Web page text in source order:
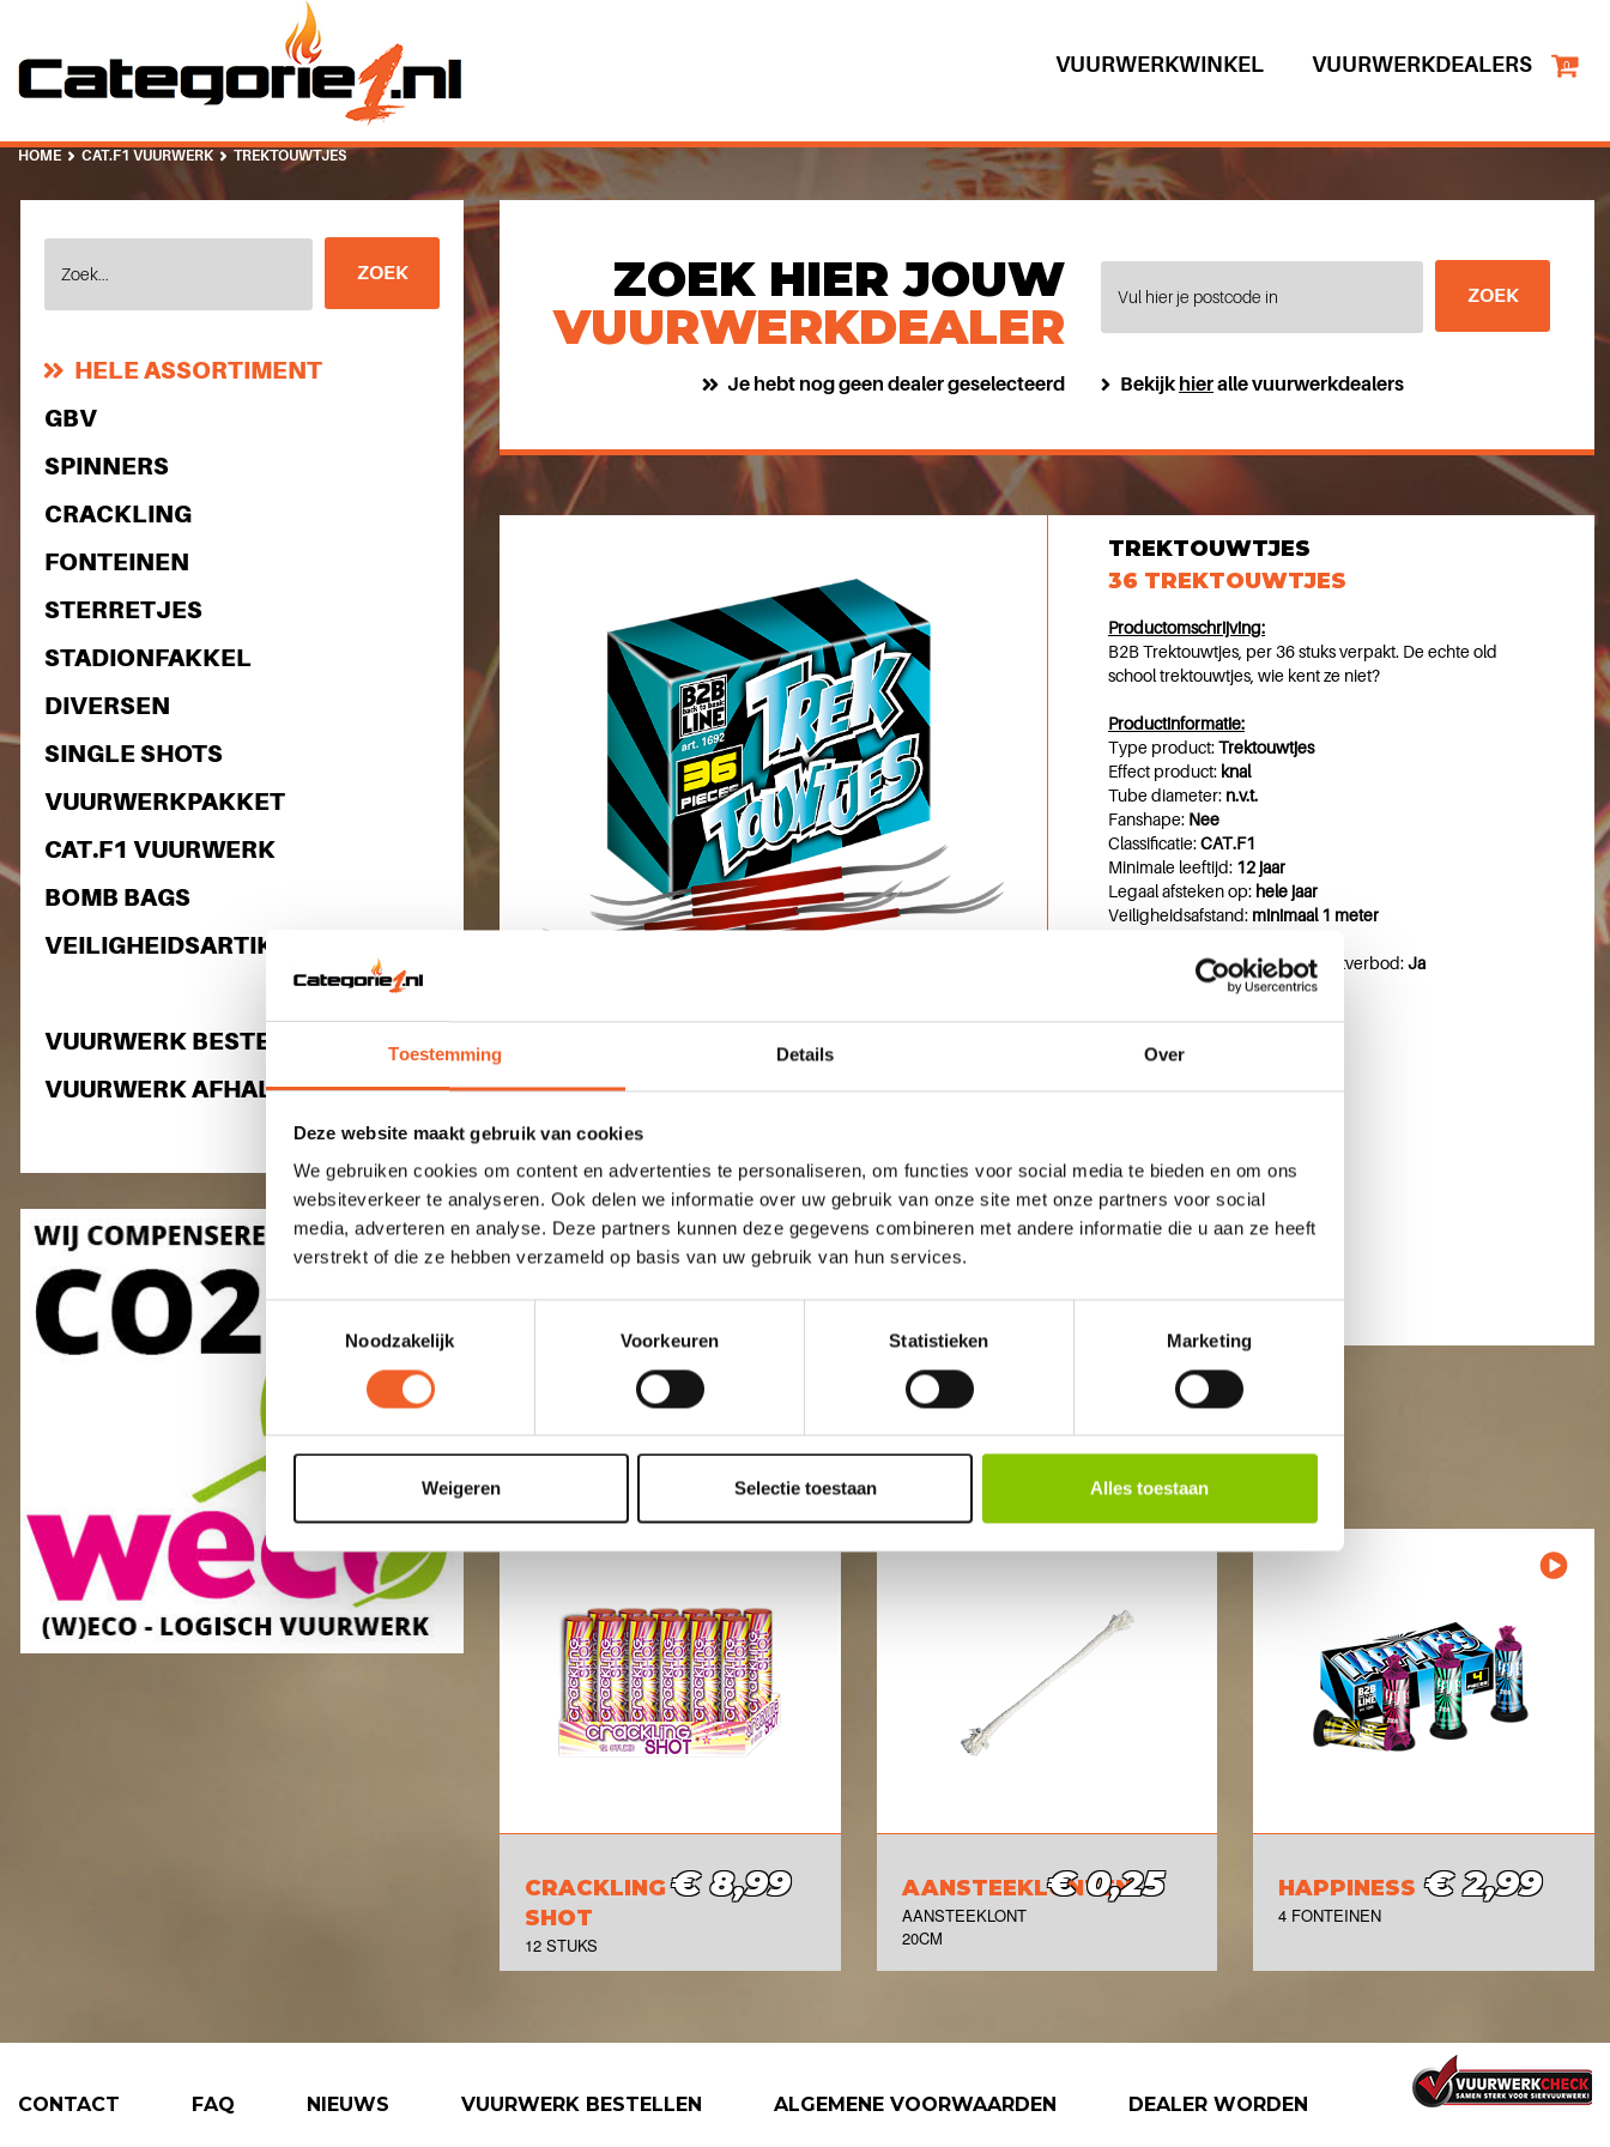
Toestemming Details Over
Deze website maakt gebruik van cookies
We gebruiken cookies om content en advertenties te personaliseren, om functies voor social media te bieden en om ons
websiteverkeer te analyseren. Ook delen we informatie over uw gebruik van onze site met onze partners voor social
media, adverteren en analyse. Deze partners kunnen deze gegevens combineren met andere informatie die u aan ze heeft
verstrekt of die ze hebben verzameld op basis van uw gebruik van hun services.
Noodzakelijk
Voorkeuren Statistieken Marketing
Weigeren Selectie toestaan Alles toestaan
0
VUURWERKWINKEL VUURWERKDEALERS
HOME CAT.F1 VUURWERK TREKTOUWTJES
ZOEK HIER JOUW
VUURWERKDEALER
Je hebt nog geen dealer geselecteerd Bekijk hieralle vuurwerkdealers
HELE ASSORTIMENT
GBV
SPINNERS
CRACKLING
FONTEINEN
STERRETJES
STADIONFAKKEL
DIVERSEN
SINGLE SHOTS
VUURWERKPAKKET
CAT.F1 VUURWERK
BOMB BAGS
VEILIGHEIDSARTIKELEN
VUURWERK BESTELLEN
VUURWERK AFHALEN
TREKTOUWTJES
36 TREKTOUWTJES
Productomschrijving:
B2B Trektouwtjes, per 36 stuks verpakt. De echte old
school trektouwtjes, wie kent ze niet?
Productinformatie:
Type product:Trektouwtjes
Effect product: knal
Tube diameter: n.v.t.
Fanshape: Nee
Classificatie:CAT.F1
Minimale leeftijd: 12 jaar
Legaal afsteken op: hele jaar
Veiligheidsafstand: minimaal 1 meter
Geschikt in Gemeente vuurwerkverbod:Ja
Postbus 1050
Artikelnummer
1692
Op voorraad?
€ 0,99
ANDEREN BEKEKEN OOK
CRACKLING
SHOT
12 STUKS
€ 8,99 AANSTEEKLONTEN
AANSTEEKLONT
20CM
€ 0,25 HAPPINESS
4 FONTEINEN
€ 2,99
CONTACT FAQ NIEUWS VUURWERK BESTELLEN ALGEMENE VOORWAARDEN DEALER WORDEN